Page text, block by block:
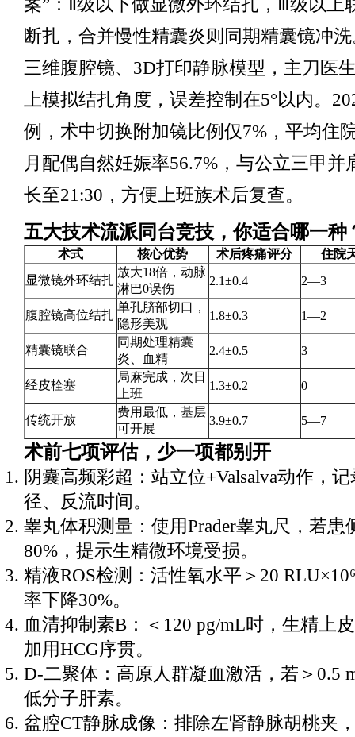
案”：Ⅱ级以下做显微外环结扎，Ⅲ级以上
断扎，合并慢性精囊炎则同期精囊镜冲
三维腹腔镜、3D打印静脉模型，主刀医
上模拟结扎角度，误差控制在5°以内。
例，术中切换附加镜比例仅7%，平均住
月配偶自然妊娠率56.7%，与公立三甲并
长至21:30，方便上班族术后复查。
五大技术流派同台竞技，你适合哪一种
术式 核心优势 术后疼痛评分
住院
显微镜外环结扎
放大18倍，动脉
淋巴0误伤
2.1±0.4 2—3
腹腔镜高位结扎
单孔脐部切口，
隐形美观
1.8±0.3 1—2
精囊镜联合
同期处理精囊
炎、血精
2.4±0.5 3
经皮栓塞
局麻完成，次日
上班
1.3±0.2 0
传统开放
费用最低，基层
可开展
3.9±0.7 5—7
术前七项评估，少一项都别开
阴囊高频彩超：站立位+Valsalva动作，
径、反流时间。
睾丸体积测量：使用Prader睾丸尺，若患
80%，提示生精微环境受损。
精液ROS检测：活性氧水平＞20
率下降30%。
血清抑制素B：＜120 pg/mL时，生精上
加用HCG序贯。
D-二聚体：高原人群凝血激活，若＞0.5
低分子肝素。
盆腔CT静脉成像：排除左肾静脉胡桃夹